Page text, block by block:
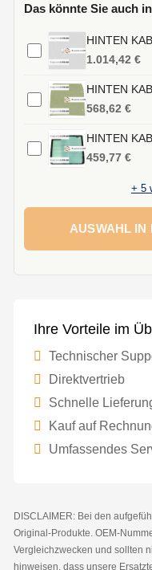
Das könnte Sie auch
HINTEN
1.014,42 €
HINTEN
568,62 €
HINTEN
459,77 €
+ 5
AUSWAHL IN
Ihre Vorteile im
Technischer
Direktvertrieb
Schnelle
Kauf auf
Umfassendes
DISCLAIMER: Bei den
Original-Produkte. OEM-
Vergleichzwecken und sollten
hinweisen, dass unsere